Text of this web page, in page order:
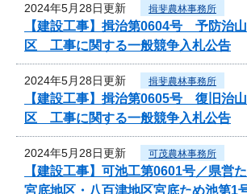
2024年5月28日更新 揖斐農林事務所
【建設工事】揖治第0604号 予防治
区 工事に関する一般競争入札公告
2024年5月28日更新 揖斐農林事務所
【建設工事】揖治第0605号 復旧治
区 工事に関する一般競争入札公告
2024年5月28日更新 可茂農林事務所
【建設工事】可池工第0601号／県営
宮底地区・八百津地区宮底ため池第1